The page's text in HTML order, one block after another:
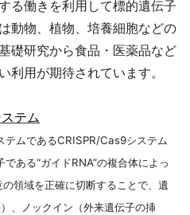
る働きを利用して標的遺伝子
動物、植物、培養細胞などの
礎研究から食品・医薬品など
利用が期待されています。
テム
テムであるCRISPR/Cas9システム
ある“ガイドRNA”の複合体によっ
領域を正確に切断することで、遺
、ノックイン（外来遺伝子の挿